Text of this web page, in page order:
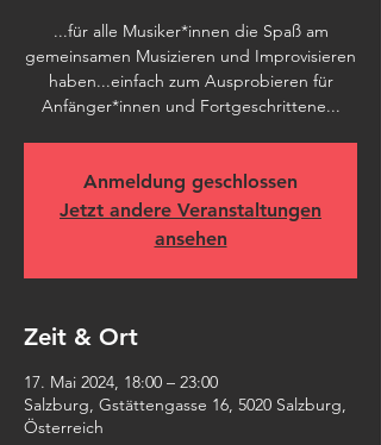
...für alle Musiker*innen die Spaß am
gemeinsamen Musizieren und Improvisieren
haben...einfach zum Ausprobieren für
Anfänger*innen und Fortgeschrittene...
Anmeldung geschlossen
Jetzt andere Veranstaltungen
ansehen
Zeit & Ort
17. Mai 2024, 18:00 – 23:00
Salzburg, Gstättengasse 16, 5020 Salzburg,
Österreich